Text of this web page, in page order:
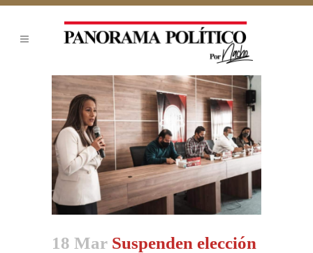
18 Mar Suspenden elección